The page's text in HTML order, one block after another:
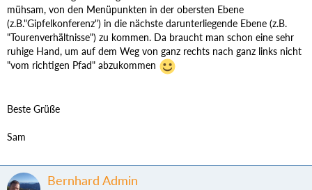
mühsam, von den Menüpunkten in der obersten Ebene
(z.B."Gipfelkonferenz") in die nächste darunterliegende Ebene (z.B.
"Tourenverhältnisse") zu kommen. Da braucht man schon eine sehr
ruhige Hand, um auf dem Weg von ganz rechts nach ganz links nicht
"vom richtigen Pfad" abzukommen
Beste Grüße
Sam
Bernhard Admin